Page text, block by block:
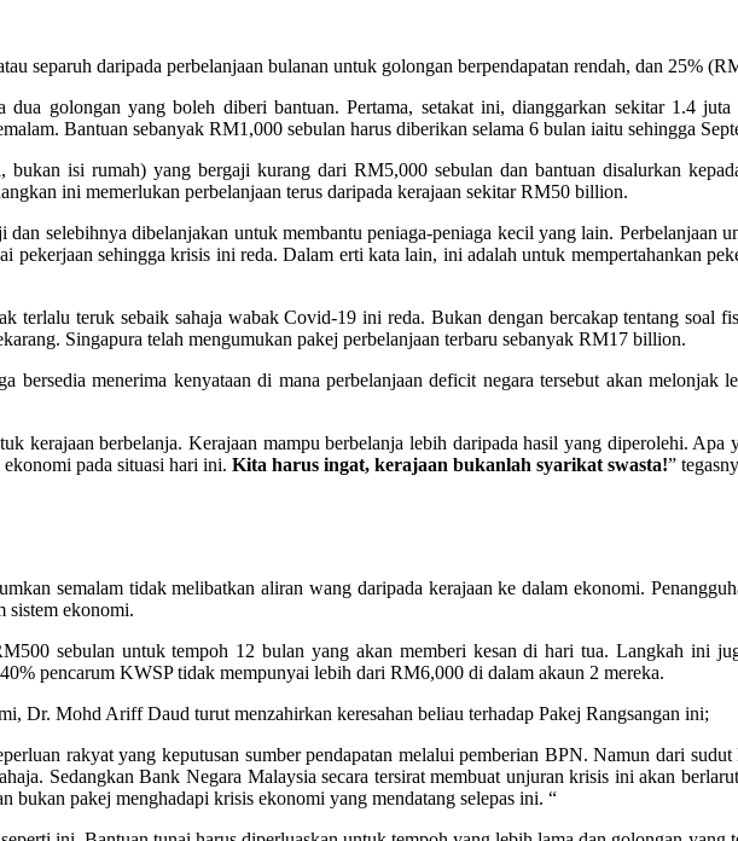
separuh daripada perbelanjaan bulanan untuk golongan berpendapatan rendah, dan 25%
golongan yang boleh diberi bantuan. Pertama, setakat ini, dianggarkan sekitar 1.4 juta
Bantuan sebanyak RM1,000 sebulan harus diberikan selama 6 bulan iaitu sehingga
isi rumah) yang bergaji kurang dari RM5,000 sebulan dan bantuan disalurkan
ini memerlukan perbelanjaan terus daripada kerajaan sekitar RM50 billion.
selebihnya dibelanjakan untuk membantu peniaga-peniaga kecil yang lain. Perbelanjaan
pekerjaan sehingga krisis ini reda. Dalam erti kata lain, ini adalah untuk mempertahankan
terlalu teruk sebaik sahaja wabak Covid-19 ini reda. Bukan dengan bercakap tentang soal
Singapura telah mengumukan pakej perbelanjaan terbaru sebanyak RM17 billion.
menerima kenyataan di mana perbelanjaan deficit negara tersebut akan melonjak
kerajaan berbelanja. Kerajaan mampu berbelanja lebih daripada hasil yang diperolehi. Apa
pada situasi hari ini. Kita harus ingat, kerajaan bukanlah syarikat swasta!”
semalam tidak melibatkan aliran wang daripada kerajaan ke dalam ekonomi.
sistem ekonomi.
sebulan untuk tempoh 12 bulan yang akan memberi kesan di hari tua. Langkah ini
pencarum KWSP tidak mempunyai lebih dari RM6,000 di dalam akaun 2 mereka.
Dr. Mohd Ariff Daud turut menzahirkan keresahan beliau terhadap Pakej Rangsangan ini;
rakyat yang keputusan sumber pendapatan melalui pemberian BPN. Namun dari
Sedangkan Bank Negara Malaysia secara tersirat membuat unjuran krisis ini akan
pakej menghadapi krisis ekonomi yang mendatang selepas ini. “